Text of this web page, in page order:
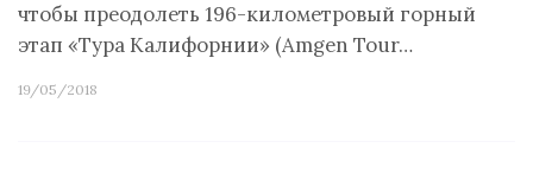
чтобы преодолеть 196-километровый горный
этап «Тура Калифорнии» (Amgen Tour…
19/05/2018